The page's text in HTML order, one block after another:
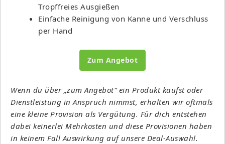
Tropffreies Ausgießen
Einfache Reinigung von Kanne und Verschluss
per Hand
Zum Angebot
Wenn du über „zum Angebot“ ein Produkt kaufst oder
Dienstleistung in Anspruch nimmst, erhalten wir oftmals
eine kleine Provision als Vergütung. Für dich entstehen
dabei keinerlei Mehrkosten und diese Provisionen haben
in keinem Fall Auswirkung auf unsere Deal-Auswahl.